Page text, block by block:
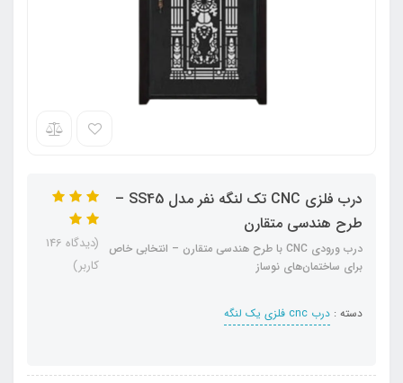
درب فلزی CNC تک لنگه نفر مدل SS45 –
طرح هندسی متقارن
درب ورودی CNC با طرح هندسی متقارن – انتخابی خاص
برای ساختمان‌های نوساز
دسته : درب cnc فلزی یک لنگه
(دیدگاه 146
کاربر)